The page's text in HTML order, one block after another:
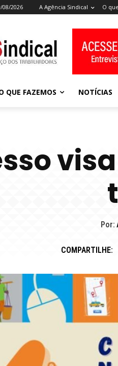
2026 A Agência Sindical O
QUE FAZEMOS NOTÍCIAS
Por:
COMPARTILHE: